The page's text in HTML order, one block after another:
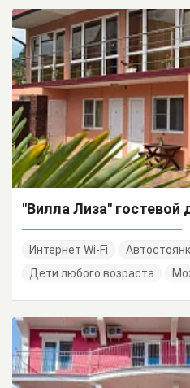
"Вилла Лиза" гостевой
Интернет Wi-Fi
Дети любого возраста